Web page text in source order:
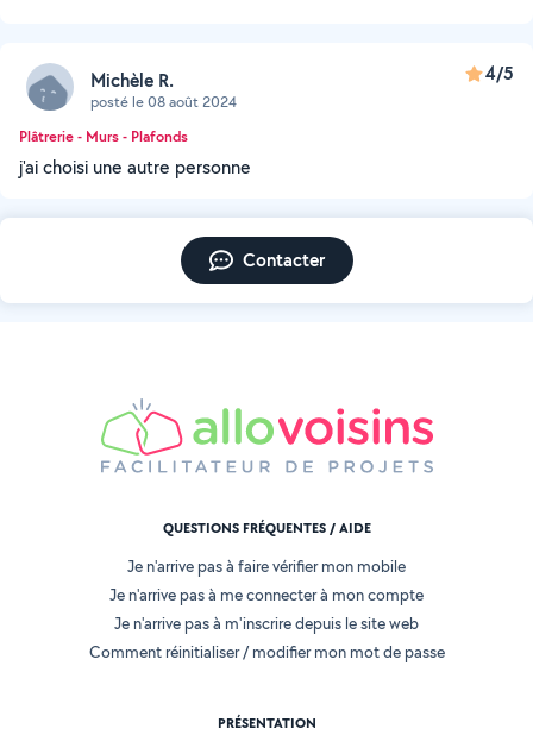
Michèle R.
posté le 08 août 2024
4/5
Plâtrerie - Murs - Plafonds
j'ai choisi une autre personne
Contacter
QUESTIONS FRÉQUENTES / AIDE
Je n'arrive pas à faire vérifier mon mobile
Je n'arrive pas à me connecter à mon compte
Je n'arrive pas à m'inscrire depuis le site web
Comment réinitialiser / modifier mon mot de passe
PRÉSENTATION